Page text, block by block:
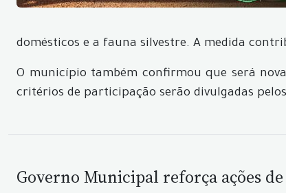
domésticos e a fauna silvestre. A medida
O município também confirmou que será
critérios de participação serão divulgadas
Governo Municipal reforça ações